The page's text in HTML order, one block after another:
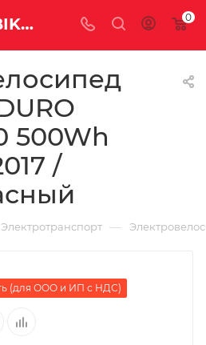
Купить HAIBIKE XDURO Urban S 5.0 500Wh 11Sp Rival 2017 / серый-красный за рублей, а со скидкой 0
500Wh
/
Электротранспорт —
(для ООО и ИП с НДС)